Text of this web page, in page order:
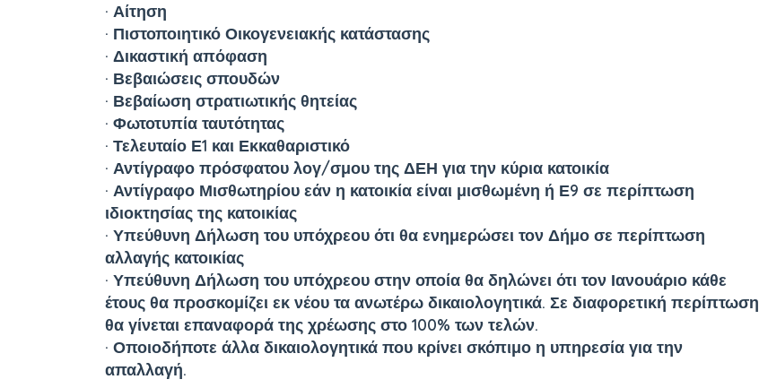
· Αίτηση
· Πιστοποιητικό Οικογενειακής κατάστασης
· Δικαστική απόφαση
· Βεβαιώσεις σπουδών
· Βεβαίωση στρατιωτικής θητείας
· Φωτοτυπία ταυτότητας
· Τελευταίο Ε1 και Εκκαθαριστικό
· Αντίγραφο πρόσφατου λογ/σμου της ΔΕΗ για την κύρια κατοικία
· Αντίγραφο Μισθωτηρίου εάν η κατοικία είναι μισθωμένη ή Ε9 σε περίπτωση
ιδιοκτησίας της κατοικίας
· Υπεύθυνη Δήλωση του υπόχρεου ότι θα ενημερώσει τον Δήμο σε περίπτωση
αλλαγής κατοικίας
· Υπεύθυνη Δήλωση του υπόχρεου στην οποία θα δηλώνει ότι τον Ιανουάριο κάθε
έτους θα προσκομίζει εκ νέου τα ανωτέρω δικαιολογητικά. Σε διαφορετική περίπτωση
θα γίνεται επαναφορά της χρέωσης στο 100% των τελών.
· Οποιοδήποτε άλλα δικαιολογητικά που κρίνει σκόπιμο η υπηρεσία για την
απαλλαγή.